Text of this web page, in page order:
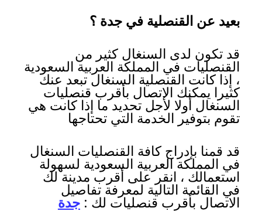
بعيد عن القنصلية في جدة ؟
قد تكون لدى السنغال كثير من
القنصليات في المملكة العربية السعودية
، إذا كانت القنصلية السنغال تبعد عنك
كثيرا يمكنك الاتصال بأقرب قنصليات
السنغال أولا لأجل تحديد ما إذا كانت هي
تقوم بتوفير الخدمة التي تحتاجها
قد قمنا بإدراج كافة القنصليات السنغال
في المملكة العربية السعودية لسهولة
استعمالك ، انقر على أقرب مدينة لك
في القائمة التالية لمعرفة تفاصيل
الاتصال بأقرب قنصليات لك :جدة